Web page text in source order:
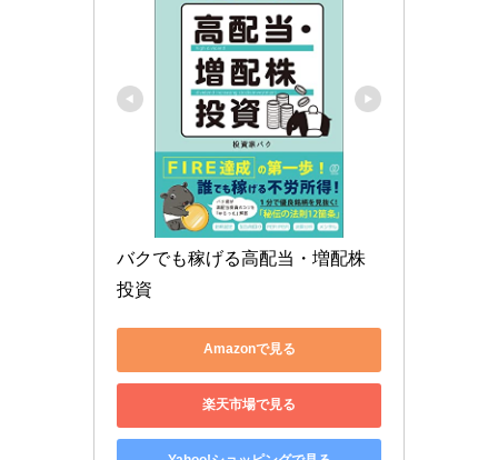
バクでも稼げる高配当・増配株
投資
Amazonで見る
楽天市場で見る